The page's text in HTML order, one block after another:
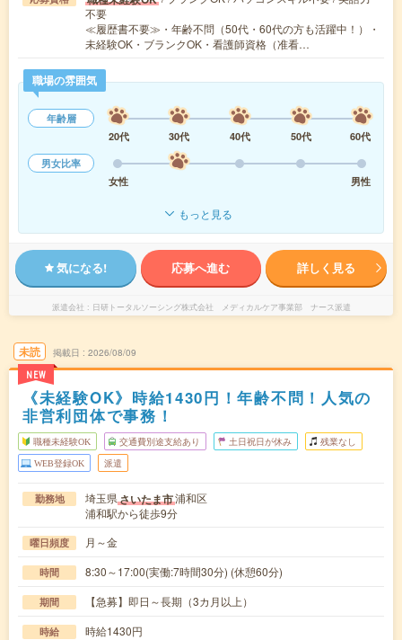
不要
≪履歴書不要≫・年齢不問（50代・60代の方も活躍中！）・
未経験OK・ブランクOK・看護師資格（准看…
職場の雰囲気
年齢層
20代
30代 40代 50代
60代
男女比率
女性
男性
もっと見る
気になる! 応募へ進む 詳しく見る
派遣会社 日研トータルソーシング株式会社 メディカルケア事業部 ナース派遣
未読
NEW
掲載日 2026/08/09
《未経験OK》時給1430円！年齢不問！人気の
非営利団体で事務！
職種未経験OK 交通費別途支給あり 土日祝日が休み 残業なし
WEB登録OK 派遣
勤務地 埼玉県さいたま市浦和区
浦和駅から徒歩9分
曜日頻度 月～金
時間 8:30～17:00(実働:7時間30分) (休憩60分)
期間 【急募】即日～長期（3カ月以上）
時給 時給1430円